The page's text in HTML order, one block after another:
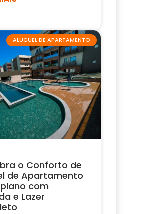
ALUGUEL DE APARTAMENTO
o Conforto de
de Apartamento
com
e Lazer